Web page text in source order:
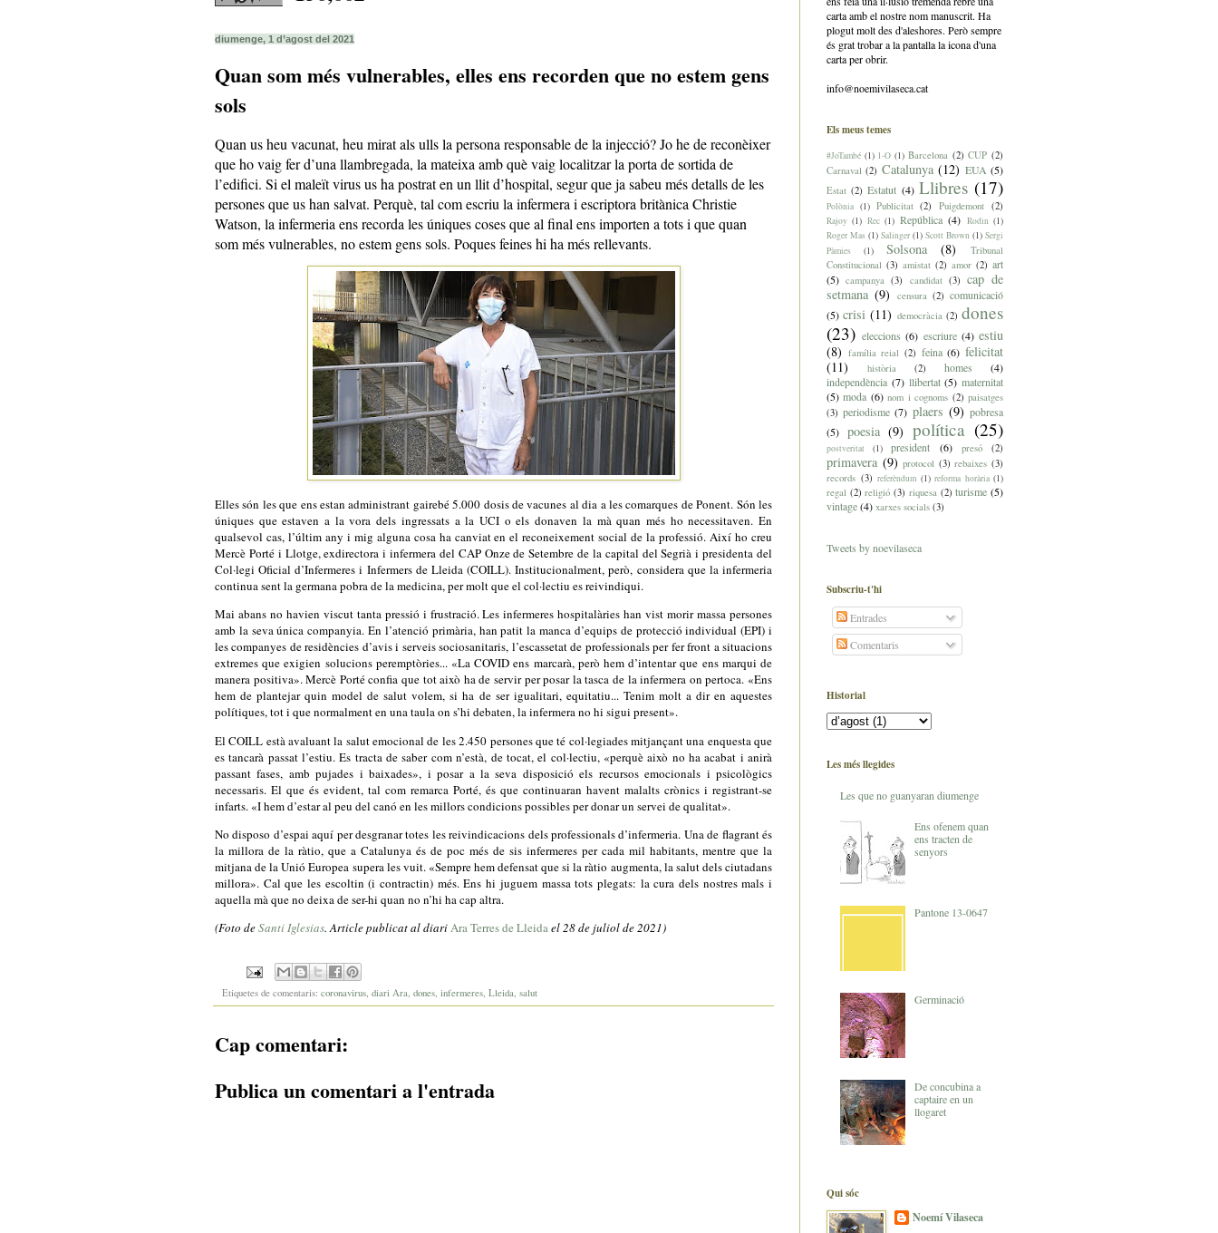
diumenge, 1 d’agost del 2021
Quan som més vulnerables, elles ens recorden que no estem gens
sols
Quan us heu vacunat, heu mirat als ulls la persona responsable de la injecció? Jo he de reconèixer
que ho vaig fer d’una llambregada, la mateixa amb què vaig localitzar la porta de sortida de
l’edifici. Si el maleït virus us ha postrat en un llit d’hospital, segur que ja sabeu més detalls de les
persones que us han salvat. Perquè, tal com escriu la infermera i escriptora britànica Christie
Watson, la infermeria ens recorda les úniques coses que al final ens importen a tots i que quan
som més vulnerables, no estem gens sols. Poques feines hi ha més rellevants.
Elles són les que ens estan administrant gairebé 5.000 dosis de vacunes al dia a les comarques de Ponent. Són les
úniques que estaven a la vora dels ingressats a la UCI o els donaven la mà quan més ho necessitaven. En
qualsevol cas, l’últim any i mig alguna cosa ha canviat en el reconeixement social de la professió. Així ho creu
Mercè Porté i Llotge, exdirectora i infermera del CAP Onze de Setembre de la capital del Segrià i presidenta del
Col·legi Oficial d’Infermeres i Infermers de Lleida (COILL). Institucionalment, però, considera que la infermeria
continua sent la germana pobra de la medicina, per molt que el col·lectiu es reivindiqui.
Mai abans no havien viscut tanta pressió i frustració. Les infermeres hospitalàries han vist morir massa persones
amb la seva única companyia. En l’atenció primària, han patit la manca d’equips de protecció individual (EPI) i
les companyes de residències d’avis i serveis sociosanitaris, l’escassetat de professionals per fer front a situacions
extremes que exigien solucions peremptòries... «La COVID ens marcarà, però hem d’intentar que ens marqui de
manera positiva». Mercè Porté confia que tot això ha de servir per posar la tasca de la infermera on pertoca. «Ens
hem de plantejar quin model de salut volem, si ha de ser igualitari, equitatiu... Tenim molt a dir en aquestes
polítiques, tot i que normalment en una taula on s’hi debaten, la infermera no hi sigui present».
El COILL està avaluant la salut emocional de les 2.450 persones que té col·legiades mitjançant una enquesta que
es tancarà passat l’estiu. Es tracta de saber com n’està, de tocat, el col·lectiu, «perquè això no ha acabat i anirà
passant fases, amb pujades i baixades», i posar a la seva disposició els recursos emocionals i psicològics
necessaris. El que és evident, tal com remarca Porté, és que continuaran havent malalts crònics i registrant-se
infarts. «I hem d’estar al peu del canó en les millors condicions possibles per donar un servei de qualitat».
No disposo d’espai aquí per desgranar totes les reivindicacions dels professionals d’infermeria. Una de flagrant és
la millora de la ràtio, que a Catalunya és de poc més de sis infermeres per cada mil habitants, mentre que la
mitjana de la Unió Europea supera les vuit. «Sempre hem defensat que si la ràtio augmenta, la salut dels ciutadans
millora». Cal que les escoltin (i contractin) més. Ens hi juguem massa tots plegats: la cura dels nostres mals i
aquella mà que no deixa de ser-hi quan no n’hi ha cap altra.
(Foto deSanti Iglesias. Article publicat al diariAra Terres de Lleidael 28 de juliol de 2021)
Etiquetes de comentaris: coronavirus, diari Ara, dones, infermeres, Lleida, salut
Cap comentari:
Publica un comentari a l'entrada
carta amb el nostre nom manuscrit. Ha
plogut molt des d'aleshores. Però sempre
és grat trobar a la pantalla la icona d'una
carta per obrir.
info@noemivilaseca.cat
Els meus temes
#JoTambé (1) 1-O (1) Barcelona (2) CUP (2)
Carnaval (2) Catalunya (12) EUA (5)
Estat (2) Estatut (4) Llibres (17)
Polònia (1) Publicitat (2) Puigdemont (2)
Rajoy (1) Rec (1) República (4) Rodin (1)
Roger Mas (1) Salinger (1) Scott Brown (1) Sergi
Pàmies
(1) Solsona (8)
Tribunal
Constitucional (3) amistat (2) amor (2) art
(5) campanya (3) candidat (3) cap de
setmana (9) censura (2) comunicació
(5) crisi (11) democràcia (2) dones
(23) eleccions (6) escriure (4) estiu
(8) família reial (2) feina (6) felicitat
(11)
història (2) homes
(4)
independència (7) llibertat (5) maternitat
(5) moda (6) nom i cognoms (2) paisatges
(3) periodisme (7) plaers (9) pobresa
(5) poesia (9) política (25)
postveritat (1) president (6) presó (2)
primavera (9) protocol (3) rebaixes (3)
records (3) referèndum (1) reforma horària (1)
regal (2) religió (3) riquesa (2) turisme (5)
vintage(4) xarxes socials (3)
Tweets by noevilaseca
Subscriu-t'hi
Entrades
Comentaris
Historial
Les més llegides
Les que no guanyaran diumenge
Ens ofenem quan
ens tracten de
senyors
Pantone 13-0647
Germinació
De concubina a
captaire en un
llogaret
Qui sóc
Noemí Vilaseca